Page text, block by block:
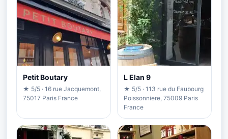
Petit Boutary
★ 5/5 · 16 rue Jacquemont,
75017 Paris France
L Elan 9
★ 5/5 · 113 rue du Faubourg
Poissonniere, 75009 Paris
France